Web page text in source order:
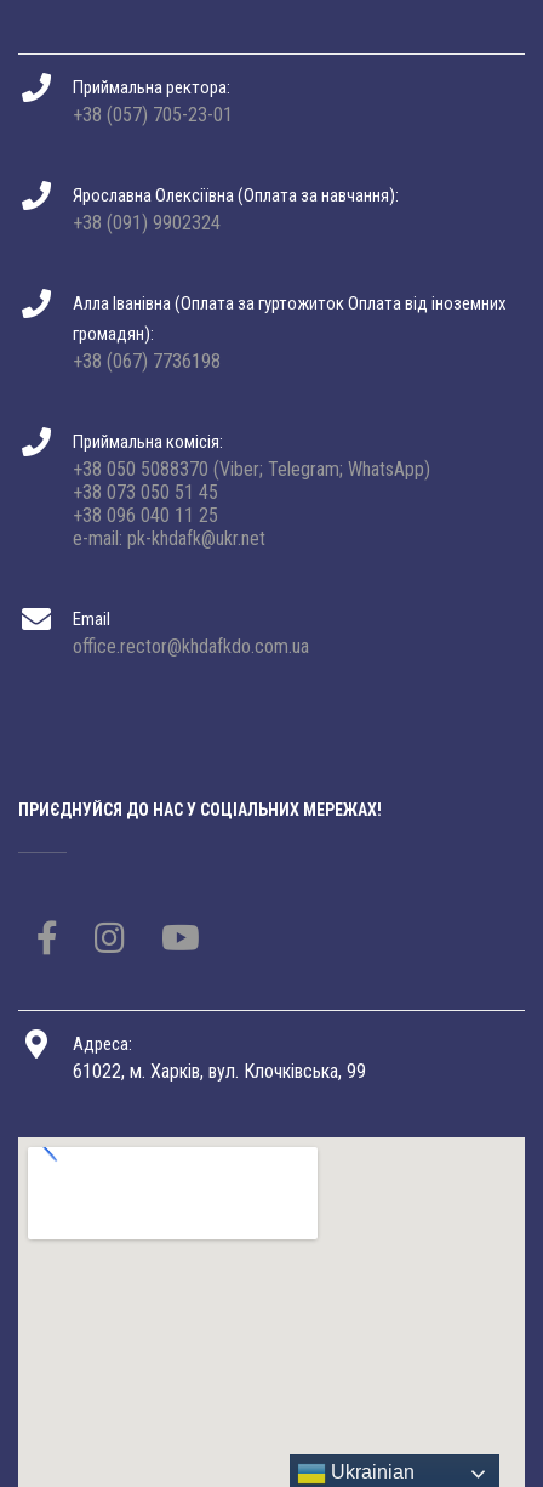
Приймальна ректора:
+38 (057) 705-23-01
Ярославна Олексіївна (Оплата за навчання):
+38 (091) 9902324
Алла Іванівна (Оплата за гуртожиток Оплата від іноземних
громадян):
+38 (067) 7736198
Приймальна комісія:
+38 050 5088370 (Viber; Telegram; WhatsApp)
+38 073 050 51 45
+38 096 040 11 25
e-mail: pk-khdafk@ukr.net
Email
office.rector@khdafkdo.com.ua
ПРИЄДНУЙСЯ ДО НАС У СОЦІАЛЬНИХ МЕРЕЖАХ!
Адреса:
61022, м. Харків, вул. Клочківська, 99
Ukrainian